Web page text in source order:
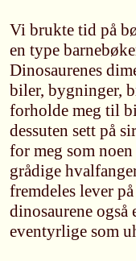
Vi brukte tid på
en type
Dinosaurenes
biler, bygninger,
forholde meg til
dessuten sett på
for meg som
grådige
fremdeles lever
dinosaurene
eventyrlige som